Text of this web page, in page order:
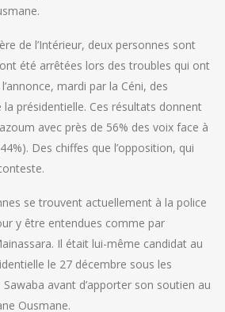
de l’Intérieur, deux personnes sont
été arrêtées lors des troubles qui ont
mardi par la Céni, des
présidentielle. Ces résultats donnent
avec près de 56% des voix face à
Des chiffes que l’opposition, qui
se trouvent actuellement à la police
y être entendues comme par
Il était lui-même candidat au
le 27 décembre sous les
avant d’apporter son soutien au
Ousmane.